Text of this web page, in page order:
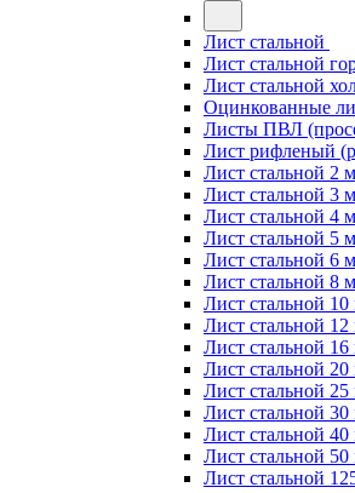
Лист стальной
Лист стальной
Лист стальной
Оцинкованные
Листы ПВЛ
Лист рифленый
Лист стальной 2
Лист стальной 3
Лист стальной 4
Лист стальной 5
Лист стальной 6
Лист стальной 8
Лист стальной
Лист стальной
Лист стальной
Лист стальной
Лист стальной
Лист стальной
Лист стальной
Лист стальной
Лист стальной